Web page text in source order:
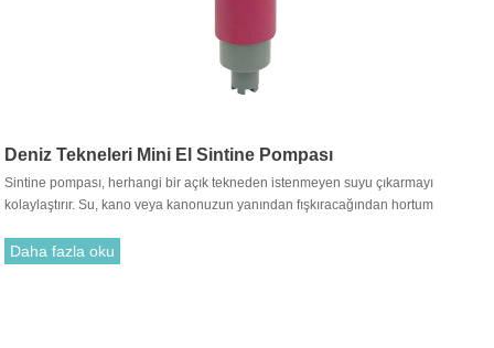
Deniz Tekneleri Mini El Sintine Pompası
Sintine pompası, herhangi bir açık tekneden istenmeyen suyu çıkarmayı
kolaylaştırır. Su, kano veya kanonuzun yanından fışkıracağından hortum
pompalar.
Daha fazla oku